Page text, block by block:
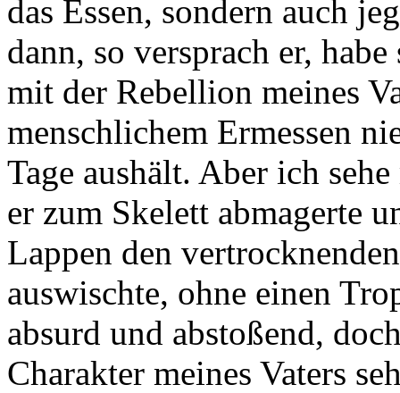
das Essen, sondern auch
dann, so versprach er,
mit der Rebellion meines
menschlichem Ermessen
Tage aushält. Aber ich
er zum Skelett abmagerte
Lappen den
auswischte, ohne einen
absurd und abstoßend,
Charakter meines Vaters